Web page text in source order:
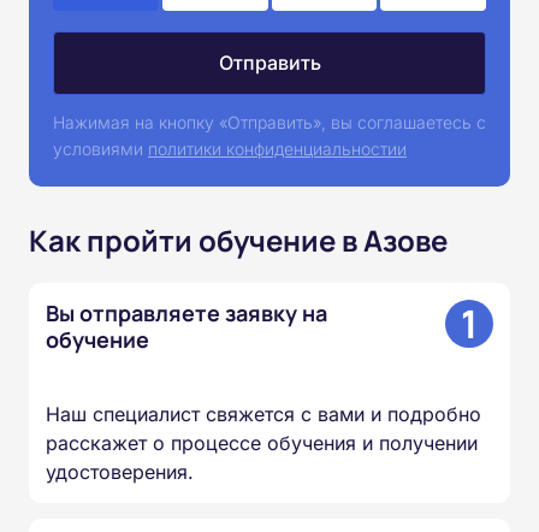
Нажимая на кнопку «Отправить», вы соглашаетесь с
условиями политики конфиденциальностии
Как пройти обучение в Азове
Вы отправляете заявку на
обучение
1
Наш специалист свяжется с вами и подробно
расскажет о процессе обучения и получении
удостоверения.